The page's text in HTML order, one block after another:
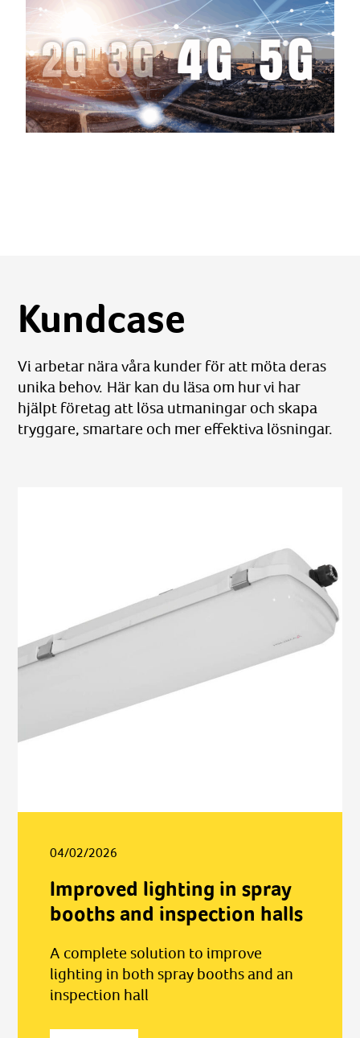
Kundcase
Vi arbetar nära våra kunder för att möta deras
unika behov. Här kan du läsa om hur vi har
hjälpt företag att lösa utmaningar och skapa
tryggare, smartare och mer effektiva lösningar.
04/02/2026
Improved lighting in spray
booths and inspection halls
A complete solution to improve
lighting in both spray booths and an
inspection hall